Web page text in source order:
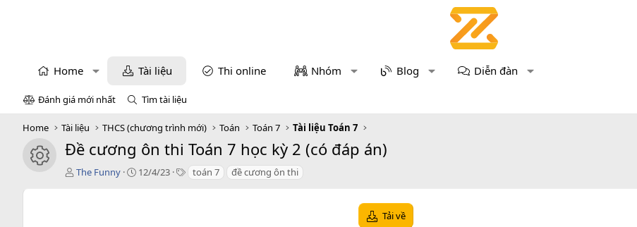
Home Tài liệu Thi online Nhóm Blog Diễn đàn
Đánh giá mới nhất Tìm tài liệu
Home Tài liệu THCS (chương trình mới) Toán Toán 7 Tài liệu Toán 7
icon tài liệu
Đề cương ôn thi Toán 7 học kỳ 2 (có đáp án)
T
The Funny
C12/4/23
T toán 7 đề cương ôn thi
Tải về